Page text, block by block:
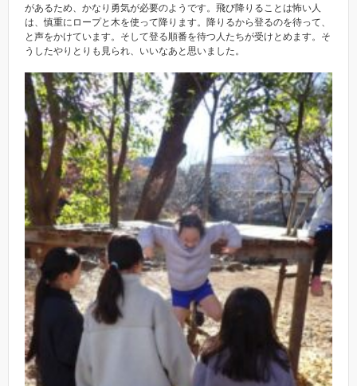
があるため、かなり勇気が必要のようです。飛び降りることは怖い人
は、慎重にロープと木を使って降ります。降りるから登るのを待って、
と声をかけています。そして登る順番を待つ人たちが受けとめます。そ
うしたやりとりも見られ、いいなあと思いました。